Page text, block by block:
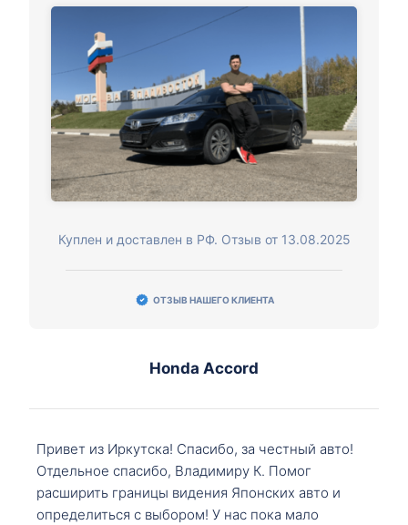
Куплен и доставлен в РФ. Отзыв от 13.08.2025
ОТЗЫВ НАШЕГО КЛИЕНТА
Honda Accord
Привет из Иркутска! Спасибо, за честный авто!
Отдельное спасибо, Владимиру К. Помог
расширить границы видения Японских авто и
определиться с выбором! У нас пока мало